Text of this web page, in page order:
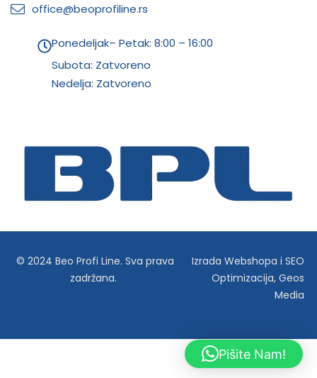
office@beoprofiline.rs
Ponedeljak– Petak: 8:00 – 16:00
Subota: Zatvoreno
Nedelja: Zatvoreno
© 2024 Beo Profi Line. Sva prava
zadržana.
Izrada Webshopa iSEO
Optimizacija,Geos
Media
Pišite Nam!